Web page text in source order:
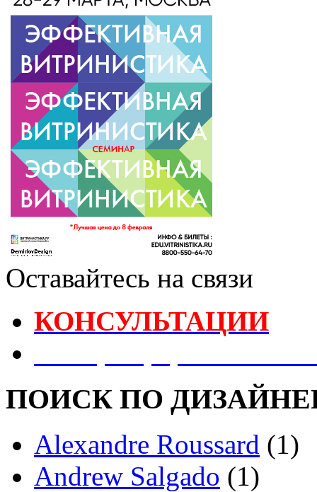
Оставайтесь на связи
КОНСУЛЬТАЦИИ
ПОИСК ПО
Alexandre Roussard (1)
Andrew Salgado (1)